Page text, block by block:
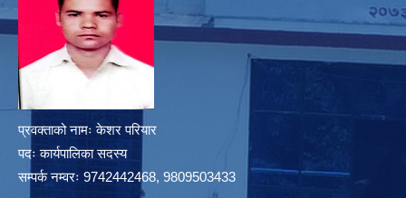
प्रवक्ताको नामः केशर परियार
पदः कार्यपालिका सदस्य
सम्पर्क नम्वरः 9742442468, 9809503433